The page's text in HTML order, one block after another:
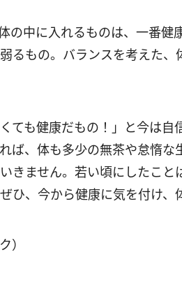
の中に入れるものは、一番健
るもの。バランスを考えた
くても健康だもの！」と今は
ば、体も多少の無茶や怠惰
きません。若い頃にしたこ
ひ、今から健康に気を付け、
）